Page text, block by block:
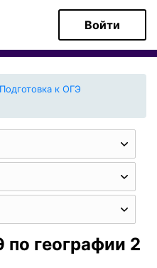
Войти
Подготовка к ОГЭ
по географии 2